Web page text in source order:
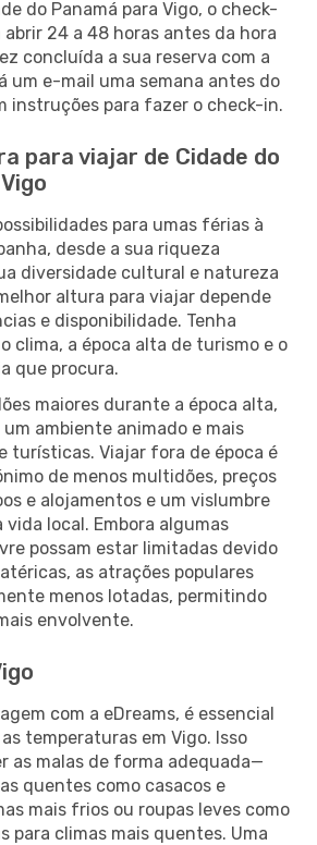
do Panamá para Vigo, o check-
24 a 48 horas antes da hora
concluída a sua reserva com a
um e-mail uma semana antes do
instruções para fazer o check-in.
para viajar de Cidade do
para umas férias à
desde a sua riqueza
diversidade cultural e natureza
altura para viajar depende
e disponibilidade. Tenha
clima, a época alta de turismo e o
que procura.
maiores durante a época alta,
ambiente animado e mais
turísticas. Viajar fora de época é
de menos multidões, preços
e alojamentos e um vislumbre
local. Embora algumas
possam estar limitadas devido
as atrações populares
menos lotadas, permitindo
envolvente.
com a eDreams, é essencial
temperaturas em Vigo. Isso
as malas de forma adequada—
quentes como casacos e
mais frios ou roupas leves como
para climas mais quentes. Uma